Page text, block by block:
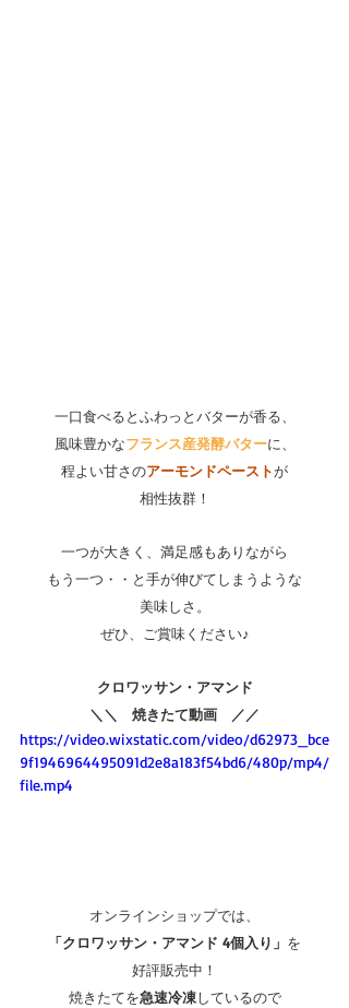
一口食べるとふわっとバターが香る、
風味豊かなフランス産発酵バターに、
程よい甘さのアーモンドペーストが
相性抜群！
一つが大きく、満足感もありながら
もう一つ・・と手が伸びてしまうような
美味しさ。
ぜひ、ご賞味ください♪
クロワッサン・アマンド
＼＼　焼きたて動画　／／
https://video.wixstatic.com/video/d62973_bce
9f1946964495091d2e8a183f54bd6/480p/mp4/
file.mp4
オンラインショップでは、
「クロワッサン・アマンド 4個入り」 を
好評販売中！
焼きたてを急速冷凍しているので